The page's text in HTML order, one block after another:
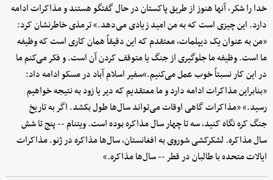
خدا را شکر، آنها هنوز از طریق پاکستان در حال گفتگو هستند و مذاکرات ادامه
دارد. این چیزی است که به من امید زیادی می‌دهد.» ترمذی خاطرنشان کرد:
«من به عنوان یک دیپلمات، معتقدم که این دقیقاً همان کاری است که وظیفه
ما است. وظیفه ما جلوگیری از جنگ یا متوقف کردن آن است. و فکر می‌کنم ما
در این کار نسبتاً خوب عمل می‌کنیم.»سفیر اسلام آباد در مسکو ادامه داد:
«بنابراین مذاکرات ادامه دارد و ما معتقدیم که دیر یا زود به نتیجه خواهیم
رسید.» «مذاکرات گاهی اوقات می‌تواند سال‌ها طول بکشد. اگر به تاریخ
جنگ کره نگاه کنید، سه تا چهار سال مذاکره بوده است. ویتنام -- پنج تا شش
سال مذاکره. لشکرکشی شوروی به افغانستان، سال‌ها مذاکره در ژنو. مذاکرات
ایالات متحده با طالبان در قطر -- سال‌ها مذاکره.»